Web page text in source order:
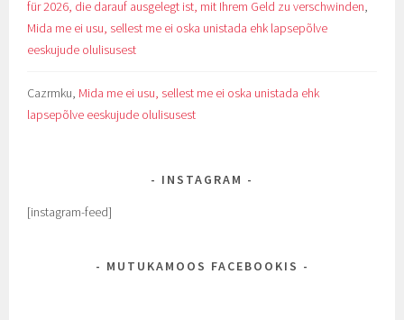
für 2026, die darauf ausgelegt ist, mit Ihrem Geld zu verschwinden,
Mida me ei usu, sellest me ei oska unistada ehk lapsepõlve
eeskujude olulisusest
Cazrmku, Mida me ei usu, sellest me ei oska unistada ehk
lapsepõlve eeskujude olulisusest
INSTAGRAM
[instagram-feed]
MUTUKAMOOS FACEBOOKIS